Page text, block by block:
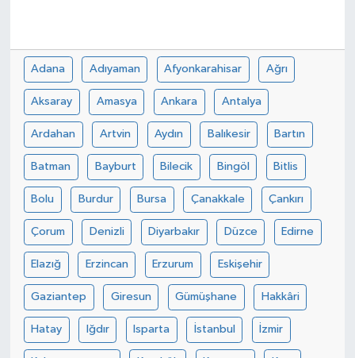
Adana Adıyaman Afyonkarahisar Ağrı
Aksaray Amasya Ankara Antalya
Ardahan Artvin Aydın Balıkesir Bartın
Batman Bayburt Bilecik Bingöl Bitlis
Bolu Burdur Bursa Çanakkale Çankırı
Çorum Denizli Diyarbakır Düzce Edirne
Elazığ Erzincan Erzurum Eskişehir
Gaziantep Giresun Gümüşhane Hakkâri
Hatay Iğdır Isparta İstanbul İzmir